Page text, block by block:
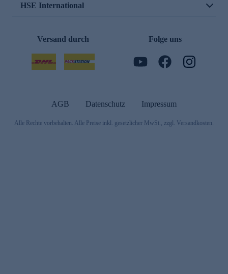
HSE International
Versand durch Folge uns
AGB Datenschutz Impressum
Alle Rechte vorbehalten. Alle Preise inkl. gesetzlicher MwSt., zzgl. Versandkosten.